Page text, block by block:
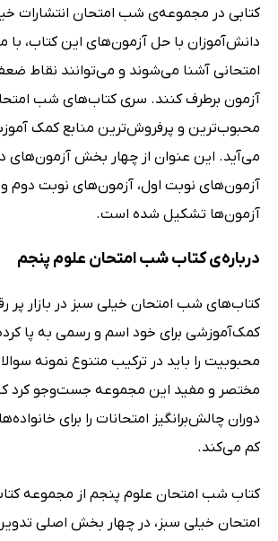
کتابی در مجموعه‌ی شب امتحان انتشارات
دانش‌آموزان با حل آزمون‌های این کتاب،
امتحانی آشنا می‌شوند و می‌توانند نقاط
آزمون برطرف کنند. سری کتاب‌های شب
محبوب‌ترین و پرفروش‌ترین منابع کمک
می‌آید. این عنوان از چهار بخش
آزمون‌های نوبت اول، آزمون‌های نوبت دوم
آزمون‌ها تشکیل شده است.
درباره‌ی کتاب شب امتحان علوم پنجم
کتاب‌های شب امتحان خیلی سبز در بازار پر
کمک‌آموزشی برای خود اسم و رسمی به پا
محبوبیت را باید در ترکیب متنوع نمونه
مختصر و مفید این مجموعه جست‌وجو کرد
دوران چالش‌برانگیز امتحانات را برای
کم می‌کند.
کتاب شب امتحان علوم پنجم از مجموعه
امتحان خیلی سبز، در چهار بخش اصلی